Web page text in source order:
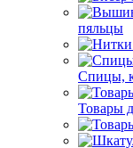
пяльцы
Спицы,
Товары